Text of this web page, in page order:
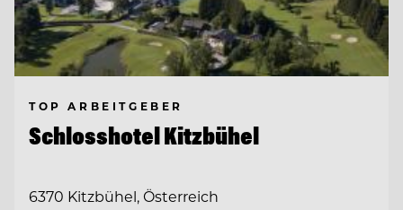
TOP ARBEITGEBER
Schlosshotel Kitzbühel
6370 Kitzbühel, Österreich